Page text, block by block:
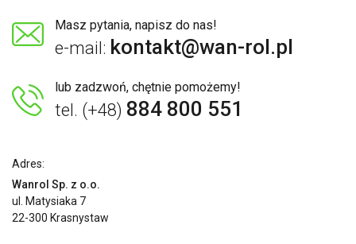
Masz pytania, napisz do nas!
e-mail: kontakt@wan-rol.pl
lub zadzwoń, chętnie pomożemy!
tel. (+48) 884 800 551
Adres:
Wanrol Sp. z o.o.
ul. Matysiaka 7
22-300 Krasnystaw